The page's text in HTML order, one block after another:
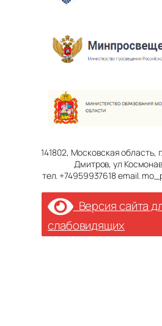
141802, Московская область,
Дмитров, ул
тел. +74959937618 email.
Версия сайта
слабовидящих